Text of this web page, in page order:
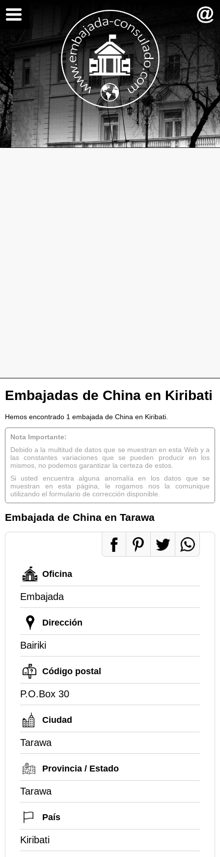
Embajadas de China en Kiribati
Hemos encontrado 1 embajada de China en Kiribati.
Nota Importante:
Debido a la multitud de datos que se muestran en esta Web y a
las constantes variaciones que se pueden producir en los
mismos, no podemos garantizar la certeza de estos.
Si usted encuentra alguna anomalía en los datos que se
muestran en esta página, le rogamos nos la comunique
utilizando el formulario de corrección disponible.
Embajada de China en Tarawa
Oficina
Embajada
Dirección
Bairiki
Código postal
P.O.Box 30
Ciudad
Tarawa
Provincia / Estado
Tarawa
País
Kiribati